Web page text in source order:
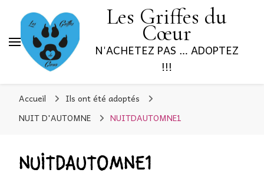
Les Griffes du
Cœur
N'ACHETEZ PAS … ADOPTEZ
!!!
Accueil
Ils ont été adoptés
NUIT D'AUTOMNE
NUITDAUTOMNE1
NUITDAUTOMNE1